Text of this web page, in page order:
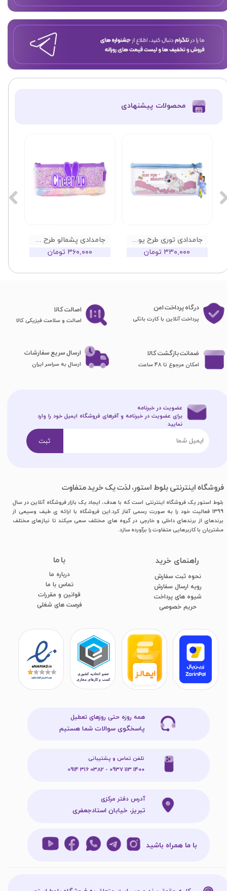
جامدادی پشمالو طرح خرگوش
۳۶۰,۰۰۰ تومان
جامدادی توری طرح یونیکورن
۳۳۰,۰۰۰ تومان
​محصولات پیشنهادی
درگاه پرداخت امن
پرداخت آنلاین با کارت بانکی
فروشگاه اینترنتی بلوط استور، لذت یک خرید متفاوت
بلوط استور یک فروشگاه اینترنتی است که با هدف، ایجاد یک بازار فروشگاه آنلاین در سال
1399 فعالیت خود را به صورت رسمی آغاز کرد.این فروشگاه با ارائه ی طیف وسیعی از
برندهای از برندهای داخلی و خارجی در گروه های مختلف سعی میکند تا نیازهای مختلف
مشتریان با کاربرهایی متفاوت را برآورده سازد.
با ما
درباره ما
تماس با ما
قوانین و مقررات
فرصت های شغلی
​راهنمای خرید
نحوه ثبت سفارش
رویه ارسال سفارش
شیوه های پرداخت
​​​​​​​حریم خصوصی
اصا​​​​​​​لت کالا
اصالت و سلامت فیزیکی کالا
ضمانت بازگشت کالا
امکان مرجوع تا 48 ساعت
ارسال سریع سفارشات
ارسال به سراسر ایران
با ما همراه باشید
همه روزه حتی روزهای تعطیل
پاسخگوی سوالات شما هستیم
آدرس دفتر مرکزی
تبریز، خیابان استادجعفری
تلفن تماس و پشتیبانی
1400 113 0937 - 0382 316 0914
عضویت در خبرنامه
برای عضویت در خبرنامه و آفرهای فروشگاه ایمیل خود را وارد
نمایید​​​​​​​
ثبت